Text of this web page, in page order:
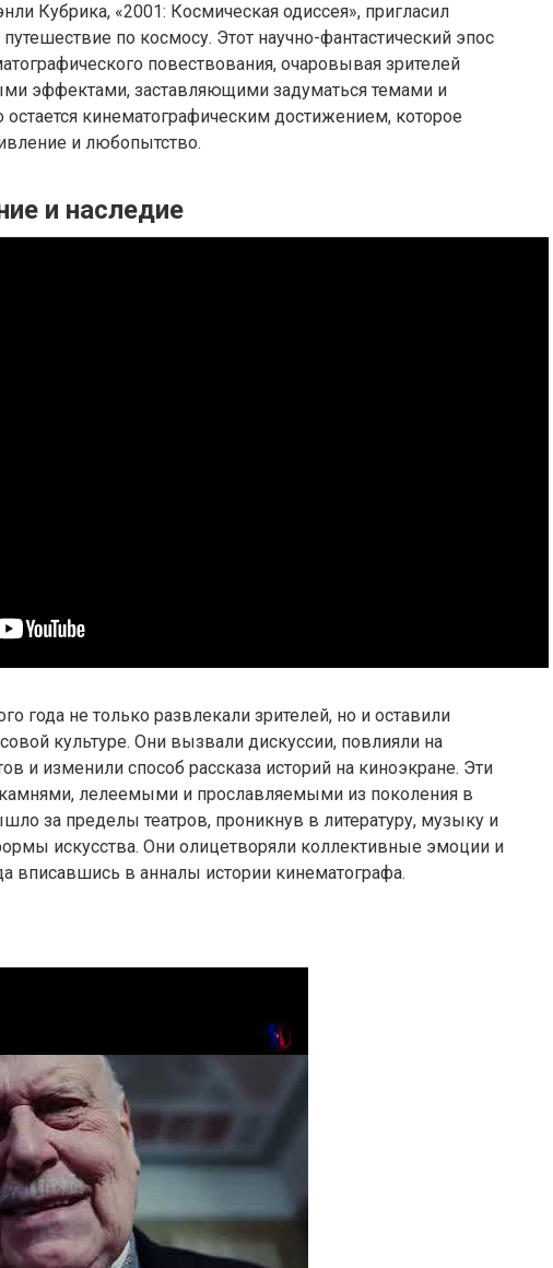
Кубрика, «2001: Космическая одиссея», пригласил
по космосу. Этот научно-фантастический эпос
повествования, очаровывая зрителей
эффектами, заставляющими задуматься темами и
кинематографическим достижением, которое
и любопытство.
и наследие
года не только развлекали зрителей, но и оставили
культуре. Они вызвали дискуссии, повлияли на
и изменили способ рассказа историй на киноэкране. Эти
лелеемыми и прославляемыми из поколения в
за пределы театров, проникнув в литературу, музыку и
искусства. Они олицетворяли коллективные эмоции и
вписавшись в анналы истории кинематографа.